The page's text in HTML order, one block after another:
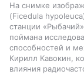
На снимке
(Ficedula
станции
поймана
способностей и
Кирилл Кавокин,
влияния